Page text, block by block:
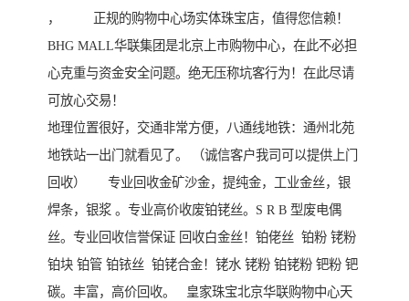
， 正规的购物中心场实体珠宝店，值得您信赖！
BHG MALL华联集团是北京上市购物中心，在此不必担
心克重与资金安全问题。绝无压称坑客行为！在此尽请
可放心交易！
地理位置很好，交通非常方便，八通线地铁：通州北苑
地铁站一出门就看见了。 （诚信客户我司可以提供上门
回收） 专业回收金矿沙金，提纯金，工业金丝，银
焊条，银浆 。专业高价收废铂铑丝。S R B 型废电偶
丝。专业回收信誉保证 回收白金丝！铂佬丝 铂粉 铑粉
铂块 铂管 铂铱丝 铂铑合金！铑水 铑粉 铂铑粉 钯粉 钯
碳。丰富，高价回收。 皇家珠宝北京华联购物中心天